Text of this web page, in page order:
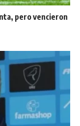
pero vencieron